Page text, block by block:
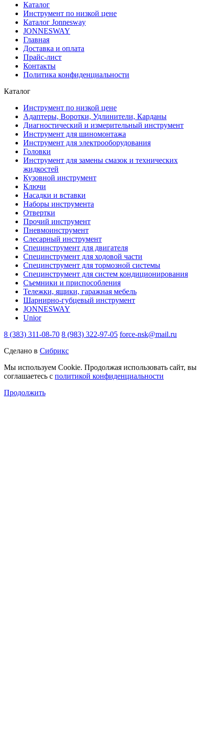
Каталог
Инструмент по низкой цене
Каталог Jonnesway
JONNESWAY
Главная
Доставка и оплата
Прайс-лист
Контакты
Политика конфиденциальности
Каталог
Инструмент по низкой цене
Адаптеры, Воротки, Удлинители, Карданы
Диагностический и измерительный инструмент
Инструмент для шиномонтажа
Инструмент для электрооборудования
Головки
Инструмент для замены смазок и технических
жидкостей
Кузовной инструмент
Ключи
Насадки и вставки
Наборы инструмента
Отвертки
Прочий инструмент
Пневмоинструмент
Слесарный инструмент
Специнструмент для двигателя
Специнструмент для ходовой части
Специнструмент для тормозной системы
Специнструмент для систем кондиционирования
Съемники и приспособления
Тележки, ящики, гаражная мебель
Шарнирно-губцевый инструмент
JONNESWAY
Unior
8 (383) 311-08-70 8 (983) 322-97-05 force-nsk@mail.ru
Сделано в Сибрикс
Мы используем Cookie. Продолжая использовать сайт, вы
соглашаетесь с политикой конфиденциальности
Продолжить